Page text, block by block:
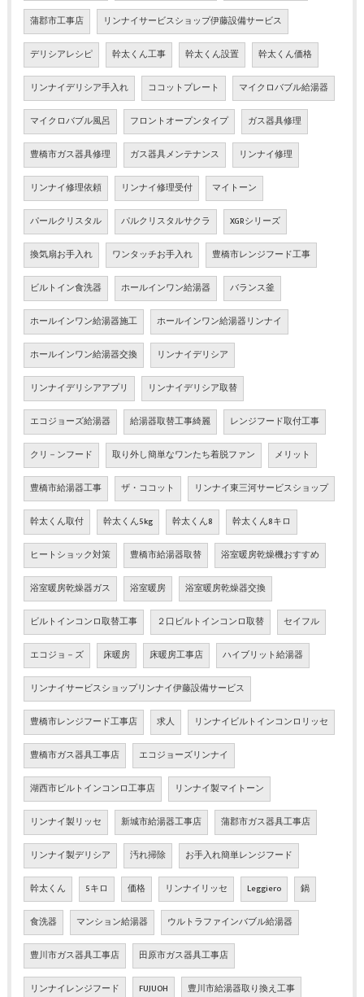
蒲郡市工事店 リンナイサービスショップ伊藤設備サービス
デリシアレシピ 幹太くん工事 幹太くん設置 幹太くん価格
リンナイデリシア手入れ ココットプレート マイクロバブル給湯器
マイクロバブル風呂 フロントオープンタイプ ガス器具修理
豊橋市ガス器具修理 ガス器具メンテナンス リンナイ修理
リンナイ修理依頼 リンナイ修理受付 マイトーン
パールクリスタル パルクリスタルサクラ XGRシリーズ
換気扇お手入れ ワンタッチお手入れ 豊橋市レンジフード工事
ビルトイン食洗器 ホールインワン給湯器 バランス釜
ホールインワン給湯器施工 ホールインワン給湯器リンナイ
ホールインワン給湯器交換 リンナイデリシア
リンナイデリシアアプリ リンナイデリシア取替
エコジョーズ給湯器 給湯器取替工事綺麗 レンジフード取付工事
クリ－ンフード 取り外し簡単なワンたち着脱ファン メリット
豊橋市給湯器工事 ザ・ココット リンナイ東三河サービスショップ
幹太くん取付 幹太くん5kg 幹太くん8 幹太くん8キロ
ヒートショック対策 豊橋市給湯器取替 浴室暖房乾燥機おすすめ
浴室暖房乾燥器ガス 浴室暖房 浴室暖房乾燥器交換
ビルトインコンロ取替工事 ２口ビルトインコンロ取替 セイフル
エコジョ－ズ 床暖房 床暖房工事店 ハイブリット給湯器
リンナイサービスショップリンナイ伊藤設備サービス
豊橋市レンジフード工事店 求人 リンナイビルトインコンロリッセ
豊橋市ガス器具工事店 エコジョーズリンナイ
湖西市ビルトインコンロ工事店 リンナイ製マイトーン
リンナイ製リッセ 新城市給湯器工事店 蒲郡市ガス器具工事店
リンナイ製デリシア 汚れ掃除 お手入れ簡単レンジフード
幹太くん 5キロ 価格 リンナイリッセ Leggiero 鍋
食洗器 マンション給湯器 ウルトラファインバブル給湯器
豊川市ガス器具工事店 田原市ガス器具工事店
リンナイレンジフード FUJUOH 豊川市給湯器取り換え工事